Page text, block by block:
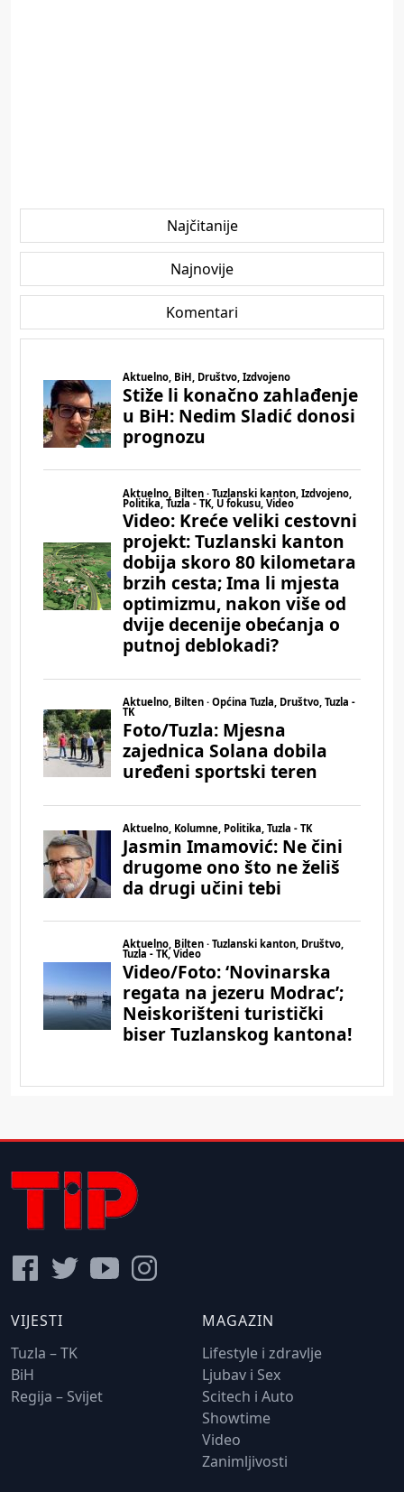
Najčitanije
Najnovije
Komentari
VIJESTI
Tuzla – TK
BiH
Regija – Svijet
MAGAZIN
Lifestyle i zdravlje
Ljubav i Sex
Scitech i Auto
Showtime
Video
Zanimljivosti